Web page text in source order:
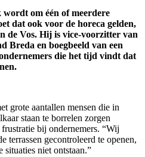
om één of meerdere
dat ook voor de horeca gelden,
de Vos. Hij is vice-voorzitter van
Breda en boegbeeld van een
die het tijd vindt dat
grote aantallen mensen die in
staan te borrelen zorgen
bij ondernemers. “Wij
terrassen gecontroleerd te openen,
situaties niet ontstaan.”